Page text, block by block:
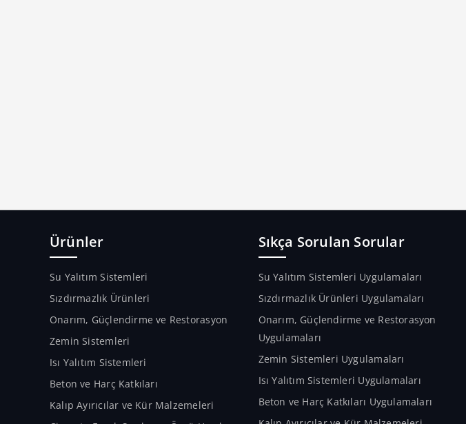
Ürünler
Su Yalıtım Sistemleri
Sızdırmazlık Ürünleri
Onarım, Güçlendirme ve Restorasyon
Zemin Sistemleri
Isı Yalıtım Sistemleri
Beton ve Harç Katkıları
Kalıp Ayırıcılar ve Kür Malzemeleri
Sıkça Sorulan Sorular
Su Yalıtım Sistemleri Uygulamaları
Sızdırmazlık Ürünleri Uygulamaları
Onarım, Güçlendirme ve Restorasyon
Uygulamaları
Zemin Sistemleri Uygulamaları
Isı Yalıtım Sistemleri Uygulamaları
Beton ve Harç Katkıları Uygulamaları